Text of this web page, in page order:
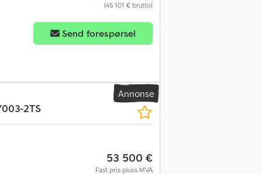
(45 101 € brutto)
Send forespørsel
Annonse
2TS
53 500 €
Fast pris pluss MVA